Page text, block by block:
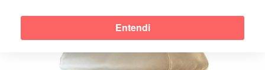
Entendi